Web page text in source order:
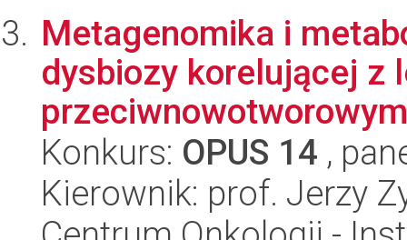
Metagenomika i
dysbiozy korelującej z
przeciwnowotworowym
Konkurs: OPUS 14 ,
Kierownik: prof. Jerzy